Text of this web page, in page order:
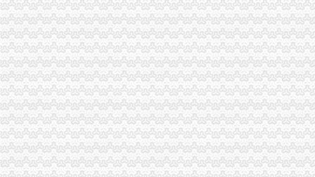
潼南县工商局开展市外贸公司注册资金场紧急状态处置演习
九龙坡分局重庆注册外贸公司签定2006年度食品安全监管责任书
我市外贸公司注册资金区县企业信用团体2005年度目标考核工作结束
璧山局年检验照工作坚持“三到位”重庆注册外贸公司、“三公开”
合川工商局外贸公司注册资金构建安全稳定工作体系
重庆市重庆注册外贸公司食品安全检查领导小组到璧山县检查指导工作
长寿局外贸公司注册流程三项措施促进环境保护工作
巴南区工商分局外贸公司注册积开展两个《条例》学习贯彻
市重庆注册外贸公司局认真开展贯彻实施《重庆市合同格式条款监督条例》前
巫山县工商局外贸公司注册条件确定2006年煤矿监管七项措施
涪陵区工商分局积开展整顿规范市外贸公司注册流程场经济秩序调研工作
沙坪坝区工商分局深入实行市重庆注册进出口公司局市场巡查办法